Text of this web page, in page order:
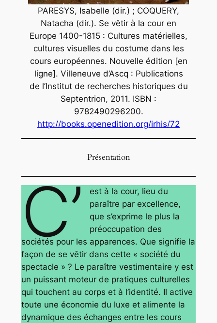
PARESYS, Isabelle (dir.) ; COQUERY,
Natacha (dir.). Se vêtir à la cour en
Europe 1400-1815 : Cultures matérielles,
cultures visuelles du costume dans les
cours européennes. Nouvelle édition [en
ligne]. Villeneuve d’Ascq : Publications
de l’Institut de recherches historiques du
Septentrion, 2011. ISBN :
9782490296200.
http://books.openedition.org/irhis/72
Présentation
C’
est à la cour, lieu du
paraître par excellence,
que s’exprime le plus la
préoccupation des
sociétés pour les apparences. Que signifie la
façon de se vêtir dans cette « société du
spectacle » ? Le paraître vestimentaire y est
un puissant moteur de pratiques culturelles
qui touchent au corps et à l’identité. Il active
toute une économie du luxe et alimente la
dynamique des échanges entre les cours